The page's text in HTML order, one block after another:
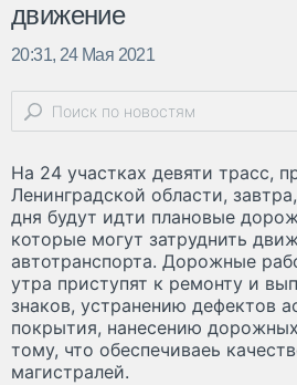
движение
20:31, 24 Мая 2021
На 24 участках девяти трасс,
Ленинградской области,
дня будут идти плановые
которые могут затруднить
автотранспорта. Дорожные
утра приступят к ремонту и
знаков, устранению дефектов
покрытия, нанесению
тому, что обеспечиваеь
магистралей.